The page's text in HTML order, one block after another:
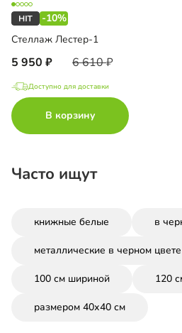
-10%
Стеллаж Лестер-1
5 950 6 610
Доступно для доставки
В корзину
Часто ищут
книжные белые в
металлические в черном цвете
100 см шириной 120
размером 40х40 см